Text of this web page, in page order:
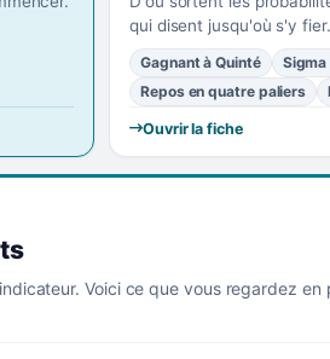
qui disent jusqu'où s'y fier.
Gagnant à Quinté
Repos en quatre paliers
Ouvrir la fiche
Voici ce que vous regardez